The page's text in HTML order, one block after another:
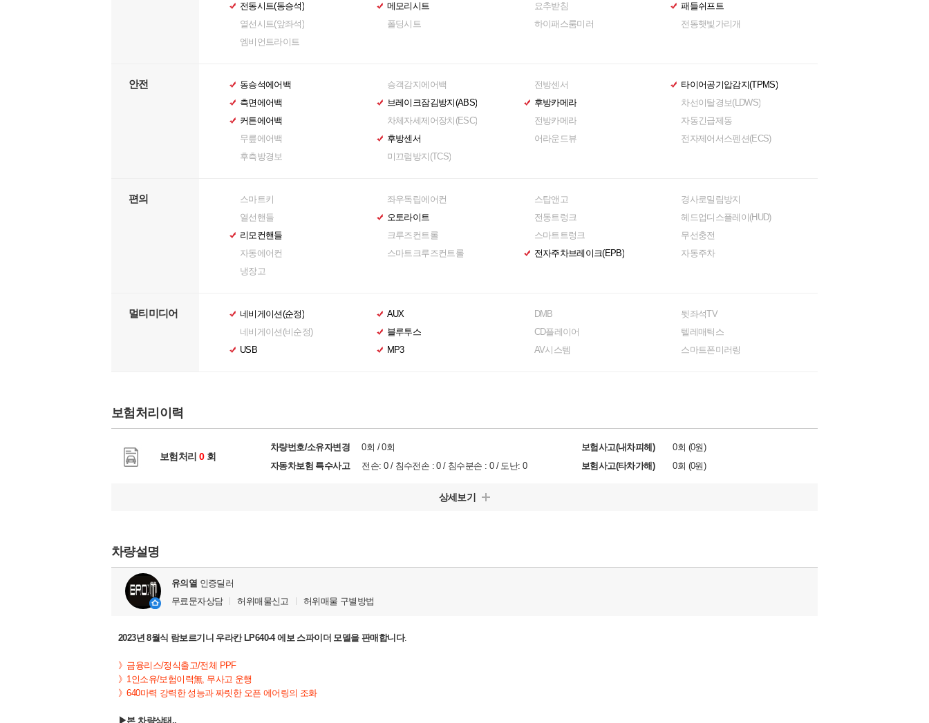
전동시트(동승석)
열선시트(앞좌석)
메모리시트
폴딩시트
요추받침
하이패스룸미러
패들쉬프트
전동햇빛가리개
엠비언트라이트
안전
동승석에어백
측면에어백
커튼에어백
무릎에어백
승객감지에어백
브레이크잠김방지(ABS)
차체자세제어장치(ESC)
후방센서
전방센서
후방카메라
전방카메라
어라운드뷰
타이어공기압감지(TPMS)
차선이탈경보(LDWS)
자동긴급제동
전자제어서스펜션(ECS)
후측방경보
미끄럼방지(TCS)
편의
스마트키
열선핸들
리모컨핸들
자동에어컨
좌우독립에어컨
오토라이트
크루즈컨트롤
스마트크루즈컨트롤
스탑앤고
전동트렁크
스마트트렁크
전자주차브레이크(EPB)
경사로밀림방지
헤드업디스플레이(HUD)
무선충전
자동주차
냉장고
멀티미디어
네비게이션(순정)
네비게이션(비순정)
USB
AUX
블루투스
MP3
DMB
CD플레이어
AV시스템
뒷좌석TV
텔레매틱스
스마트폰미러링
보험처리이력
보험처리 0회
차량번호/소유자변경
0회 / 0회
자동차보험 특수사고
전손: 0 / 침수전손 : 0 / 침수분손 : 0 / 도난: 0
보험사고(내차피헤)
0회 (0원)
보험사고(타차가해)
0회 (0원)
상세보기
차량설명
유의열 인증딜러
무료문자상담
허위매물신고 허위매물 구별방법
2023년 8월식 람보르기니 우라칸 LP640-4 에보 스파이더 모델을 판매합니다.
》금융리스/정식출고/전체 PPF
》1인소유/보험이력無, 무사고 운행
》640마력 강력한 성능과 짜릿한 오픈 에어링의 조화
▶본 차량상태..